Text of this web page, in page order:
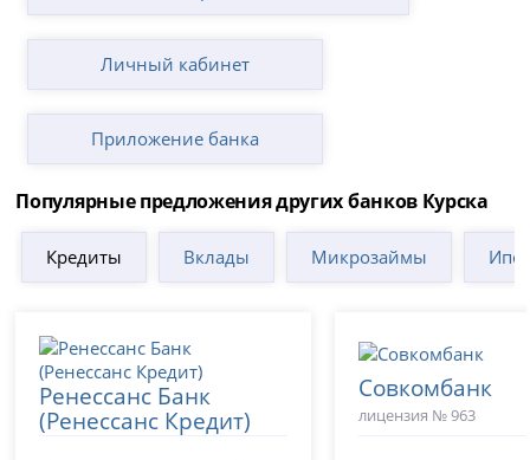
Личный кабинет
Приложение банка
Популярные предложения других банков Курска
Кредиты Вклады Микрозаймы
Ренессанс Банк
(Ренессанс Кредит)
Совкомбанк
лицензия № 963